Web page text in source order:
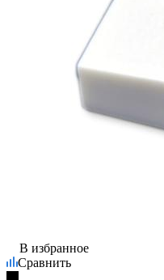
В избранное
Сравнить